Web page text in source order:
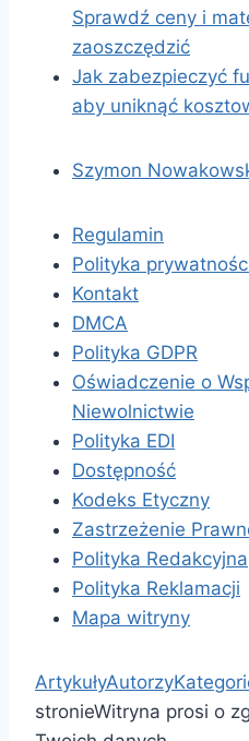
Sprawdź ceny i
zaoszczędzić
Jak zabezpieczyć
aby uniknąć
Szymon
Regulamin
Polityka
Kontakt
DMCA
Polityka GDPR
Oświadczenie o
Niewolnictwie
Polityka EDI
Dostępność
Kodeks Etyczny
Zastrzeżenie
Polityka Redakcyjna
Polityka Reklamacji
Mapa witryny
ArtykułyAutorzy
stronieWitryna prosi o